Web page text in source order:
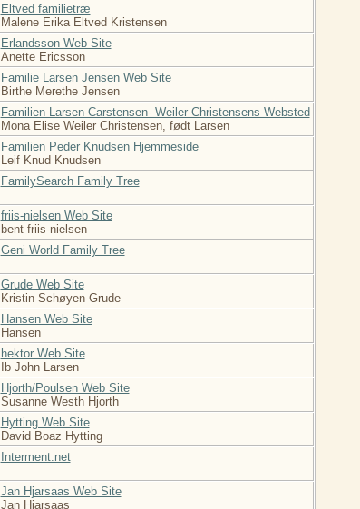
Eltved familietræ
Malene Erika Eltved Kristensen
Erlandsson Web Site
Anette Ericsson
Familie Larsen Jensen Web Site
Birthe Merethe Jensen
Familien Larsen-Carstensen- Weiler-Christensens Websted
Mona Elise Weiler Christensen, født Larsen
Familien Peder Knudsen Hjemmeside
Leif Knud Knudsen
FamilySearch Family Tree
friis-nielsen Web Site
bent friis-nielsen
Geni World Family Tree
Grude Web Site
Kristin Schøyen Grude
Hansen Web Site
Hansen
hektor Web Site
Ib John Larsen
Hjorth/Poulsen Web Site
Susanne Westh Hjorth
Hytting Web Site
David Boaz Hytting
Interment.net
Jan Hjarsaas Web Site
Jan Hjarsaas